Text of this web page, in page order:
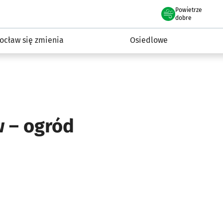
- miejskie inwestycje 2019-2032
Powietrze
we Wrocławiu
dobre
się zmienia Osiedlowe
– ogród